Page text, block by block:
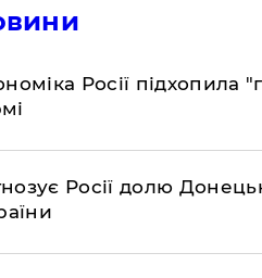
Росії підхопила
Росії долю